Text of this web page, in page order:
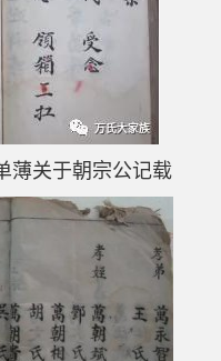
薄关于朝宗公记载